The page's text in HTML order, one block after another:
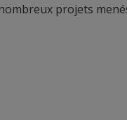
projets